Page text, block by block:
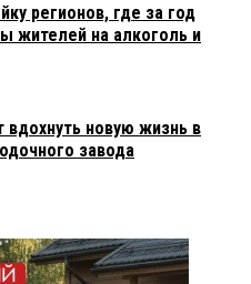
регионов, где за год
жителей на алкоголь и
новую жизнь в
завода